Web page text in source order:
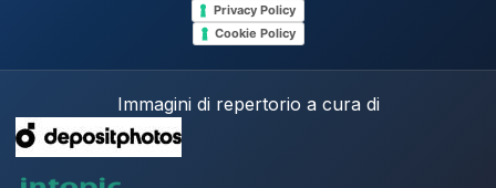
Privacy Policy
Cookie Policy
Immagini di repertorio a cura di